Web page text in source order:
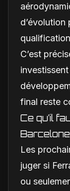
C’est
final reste
Ce qu’il
Barcelone
Les
juger si
ou